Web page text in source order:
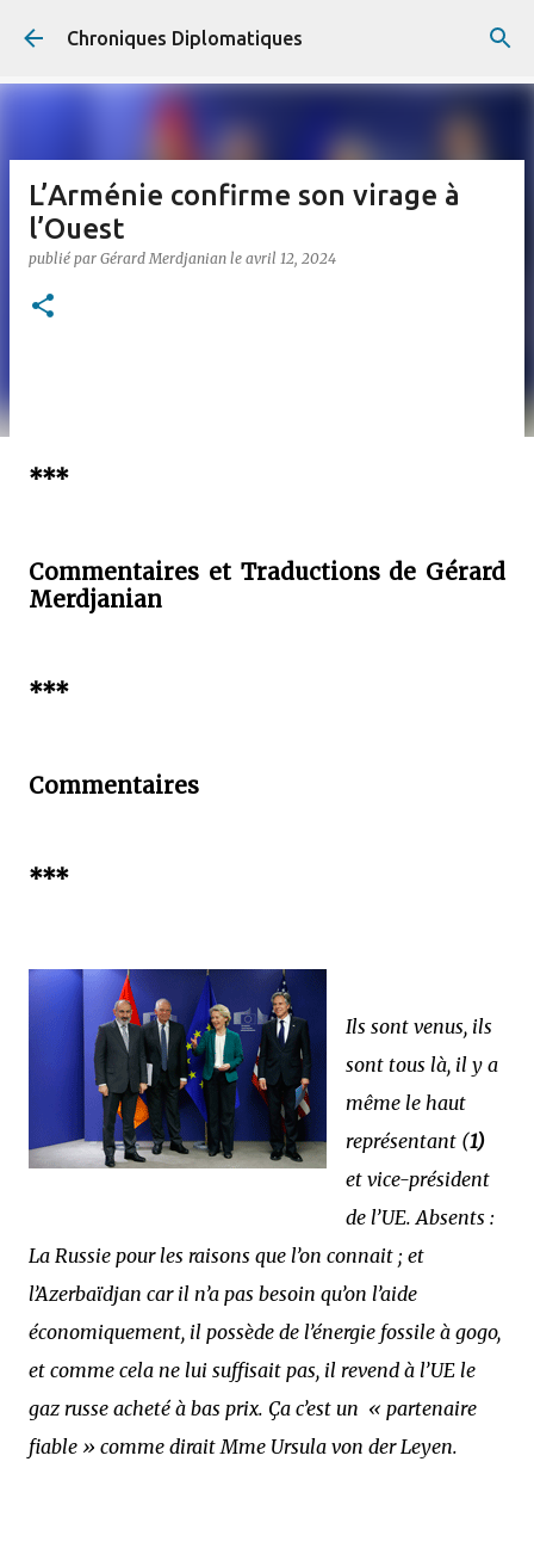
Accéder au contenu principal
Chroniques Diplomatiques
L’Arménie confirme son virage à
l’Ouest
publié par Gérard Merdjanian le avril 12, 2024
***
Commentaires et Traductions de Gérard
Merdjanian
***
Commentaires
***
Ils sont venus, ils
sont tous là, il y a
même le haut
représentant (1)
et vice-président
de l’UE. Absents :
La Russie pour les raisons que l’on connait ; et
l’Azerbaïdjan car il n’a pas besoin qu’on l’aide
économiquement, il possède de l’énergie fossile à gogo,
et comme cela ne lui suffisait pas, il revend à l’UE le
gaz russe acheté à bas prix. Ça c’est un « partenaire
fiable » comme dirait Mme Ursula von der Leyen.